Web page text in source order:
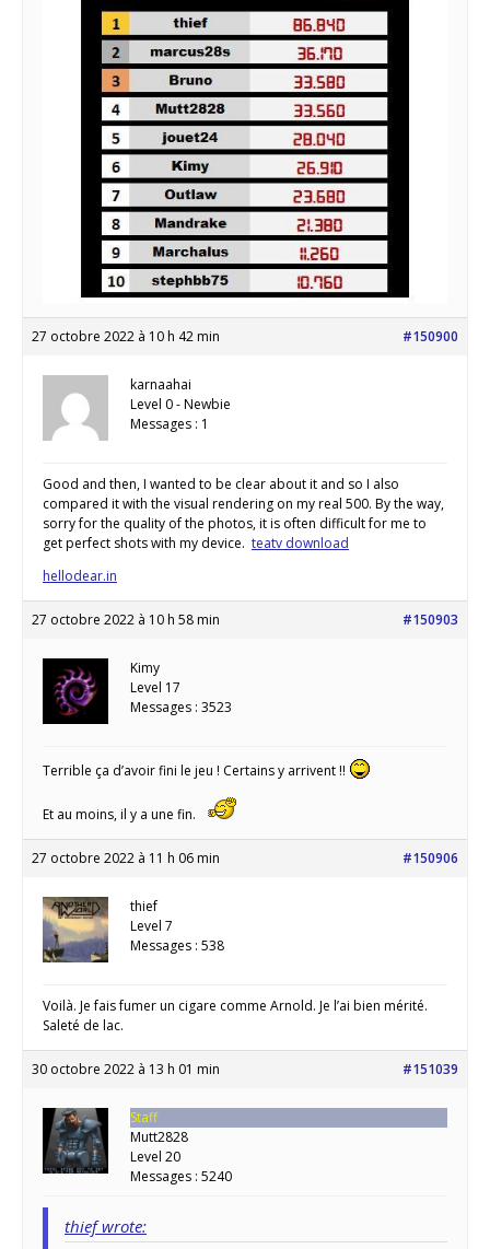
27 octobre 2022 à 10 h 42 min #150900
karnaahai
Level 0 - Newbie
Messages : 1
Good and then, I wanted to be clear about it and so I also
compared it with the visual rendering on my real 500. By the way,
sorry for the quality of the photos, it is often difficult for me to
get perfect shots with my device. teatv download
hellodear.in
27 octobre 2022 à 10 h 58 min #150903
Kimy
Level 17
Messages : 3523
Terrible ça d’avoir fini le jeu ! Certains y arrivent !!
Et au moins, il y a une fin.
27 octobre 2022 à 11 h 06 min #150906
thief
Level 7
Messages : 538
Voilà. Je fais fumer un cigare comme Arnold. Je l’ai bien mérité.
Saleté de lac.
30 octobre 2022 à 13 h 01 min #151039
Staff
Mutt2828
Level 20
Messages : 5240
thief wrote: